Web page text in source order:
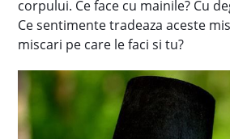
corpului. Ce face cu mainile? Cu
Ce sentimente tradeaza aceste
miscari pe care le faci si tu?